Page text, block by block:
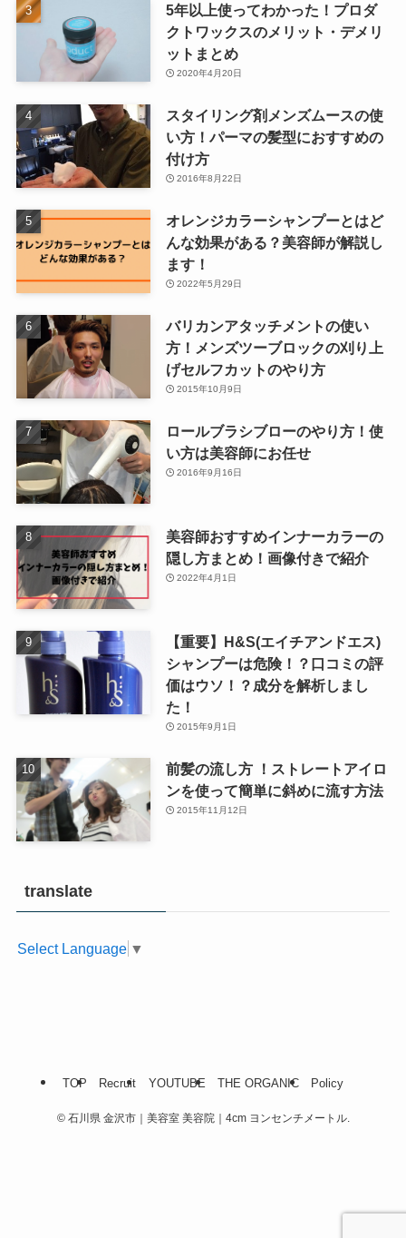
5年以上使ってわかった！プロダ
クトワックスのメリット・デメリ
ットまとめ
2020年4月20日
スタイリング剤メンズムースの使
い方！パーマの髪型におすすめの
付け方
2016年8月22日
オレンジカラーシャンプーとはど
んな効果がある？美容師が解説し
ます！
2022年5月29日
バリカンアタッチメントの使い
方！メンズツーブロックの刈り上
げセルフカットのやり方
2015年10月9日
ロールブラシブローのやり方！使
い方は美容師にお任せ
2016年9月16日
美容師おすすめインナーカラーの
隠し方まとめ！画像付きで紹介
2022年4月1日
【重要】H&S(エイチアンドエス)
シャンプーは危険！？口コミの評
価はウソ！？成分を解析しまし
た！
2015年9月1日
前髪の流し方 ！ストレートアイロ
ンを使って簡単に斜めに流す方法
2015年11月12日
translate
Select Language ▼
TOP Recruit YOUTUBE THE ORGANIC Policy
©石川県 金沢市｜美容室 美容院｜4cm ヨンセンチメートル.